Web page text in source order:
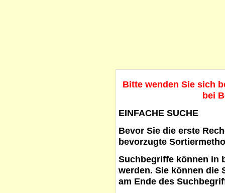
Bitte wenden Sie sich
bei
EINFACHE SUCHE
Bevor Sie die erste
bevorzugte
Suchbegriffe können in
werden. Sie können die
am Ende des